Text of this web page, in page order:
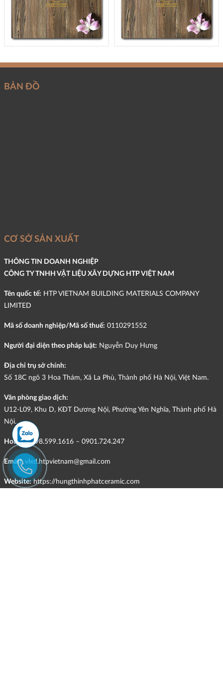
BẢN ĐỒ
CƠ SỞ SẢN XUẤT
THÔNG TIN DOANH NGHIỆP
CÔNG TY TNHH VẬT LIỆU XÂY DỰNG HTP VIỆT NAM
Tên quốc tế: HTP VIETNAM BUILDING MATERIALS COMPANY
LIMITED
Mã số doanh nghiệp/Mã số thuế: 0110291552
Người đại diện theo pháp luật: Nguyễn Duy Hưng
Địa chỉ trụ sở chính:
Số 18C ngõ 3 Hoa Thám, Xã La Phù, Thành phố Hà Nội, Việt Nam.
Văn phòng giao dịch:
U12-L09, Khu D, KĐT Dương Nội, Phường Yên Nghĩa, Thành phố Hà
Nội.
Hotline:098.599.1616 – 0901.724.247
Email: vlxd.htpvietnam@gmail.com
Website: https://hungthinhphatceramic.com